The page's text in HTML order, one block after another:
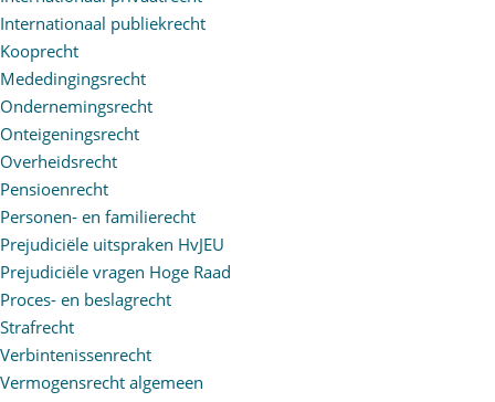
Internationaal publiekrecht
Kooprecht
Mededingingsrecht
Ondernemingsrecht
Onteigeningsrecht
Overheidsrecht
Pensioenrecht
Personen- en familierecht
Prejudiciële uitspraken HvJEU
Prejudiciële vragen Hoge Raad
Proces- en beslagrecht
Strafrecht
Verbintenissenrecht
Vermogensrecht algemeen